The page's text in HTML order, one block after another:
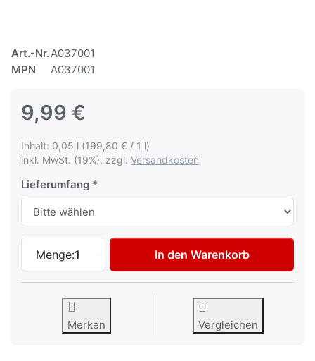
Art.-Nr.A037001
MPN
A037001
9,99 €
Inhalt: 0,05 l (199,80 € / 1 l)
inkl. MwSt. (19%), zzgl. Versandkosten
Lieferumfang
Menge:1
Autolack Lackstift für Ford Polarsilber
In den Warenkorb
Merken Vergleichen